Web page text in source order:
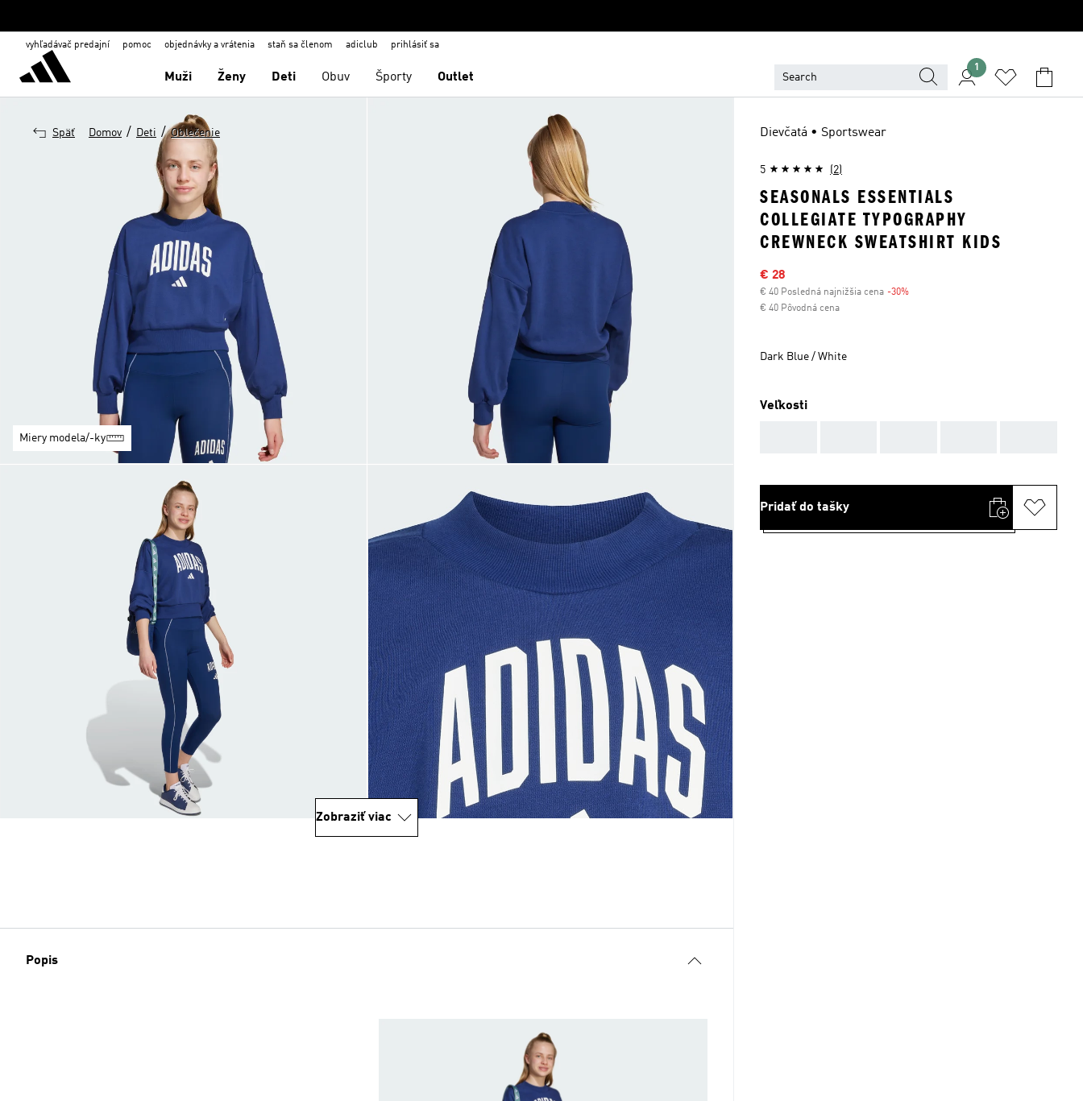
vyhľadávač predajní pomoc objednávky a vrátenia staň sa členom adiclub prihlásiť sa
Muži Ženy Deti Obuv Športy Outlet
1
Späť Domov / Deti / Oblečenie
Miery modela/-ky
Zobraziť viac
Popis
Dievčatá • Sportswear
5 (2)
SEASONALS ESSENTIALS
COLLEGIATE TYPOGRAPHY
CREWNECK SWEATSHIRT KIDS
Výpredajová cena
€ 28
€ 40 Posledná najnižšia cena -30%
€ 40 Pôvodná cena
Dark Blue / White
Veľkosti
Pridať do tašky